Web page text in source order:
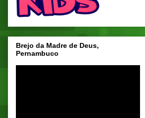
Brejo da Madre de Deus,
Pernambuco